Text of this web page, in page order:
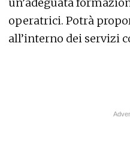
operatrici. Potrà
all’interno dei servizi